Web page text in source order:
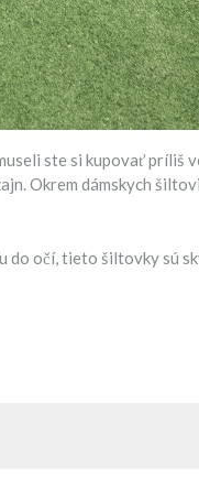
ste si kupovať
Okrem dámskych
do očí, tieto šiltovky sú